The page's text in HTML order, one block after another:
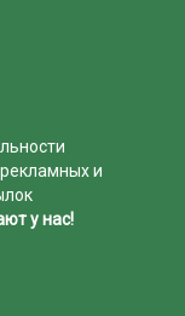
и
у нас!